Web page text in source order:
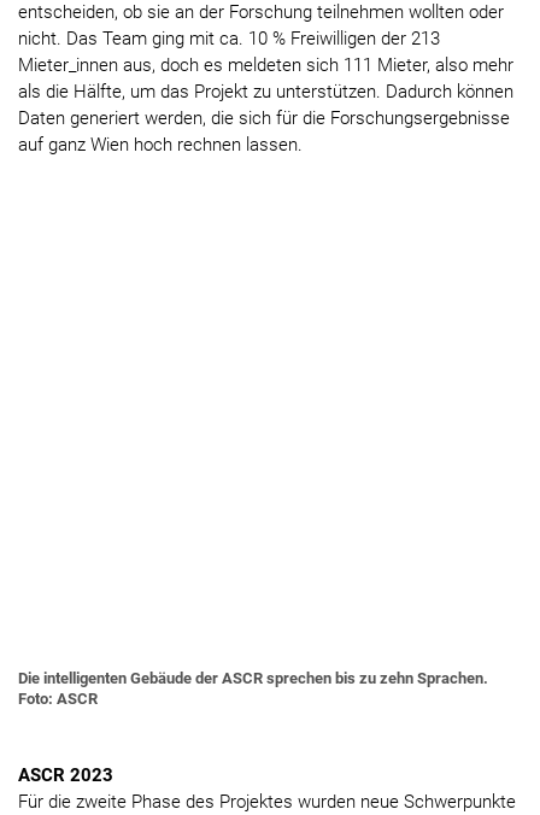
entscheiden, ob sie an der Forschung teilnehmen wollten oder
nicht. Das Team ging mit ca. 10 % Freiwilligen der 213
Mieter_innen aus, doch es meldeten sich 111 Mieter, also mehr
als die Hälfte, um das Projekt zu unterstützen. Dadurch können
Daten generiert werden, die sich für die Forschungsergebnisse
auf ganz Wien hoch rechnen lassen.
Die intelligenten Gebäude der ASCR sprechen bis zu zehn Sprachen.
Foto: ASCR
ASCR 2023
Für die zweite Phase des Projektes wurden neue Schwerpunkte